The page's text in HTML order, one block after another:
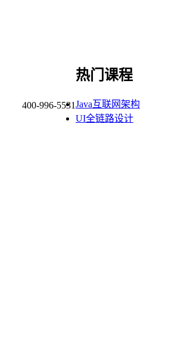
400-996-5531
热门课程
Java互联网架构
UI全链路设计